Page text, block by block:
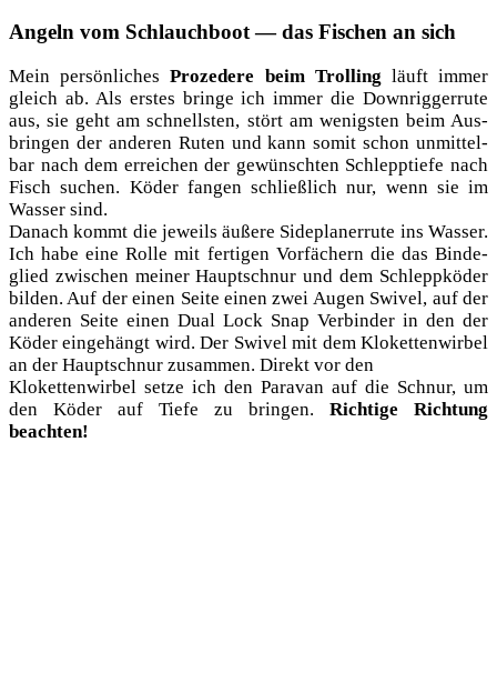
Angeln vom Schlauchboot — das Fischen an sich
Mein per­sön­li­chesPro­ze­de­re beim Trol­ling läuft immer
gleich ab. Als ers­tes brin­ge ich immer die Down­rig­ger­ru­te
aus, sie geht am schnells­ten, stört am wenigs­ten beim Aus­
brin­gen der ande­ren Ruten und kann somit schon unmit­tel­
bar nach dem errei­chen der gewünsch­ten Schlepp­tie­fe nach
Fisch suchen. Köder fan­gen schließ­lich nur, wenn sie im
Was­ser sind.
Danach kommt die jeweils äuße­re Side­pla­ner­ru­te ins Was­ser.
Ich habe eine Rol­le mit fer­ti­gen Vor­fä­chern die das Bin­de­
glied zwi­schen mei­ner Haupt­schnur und dem Schlepp­kö­der
bil­den. Auf der einen Sei­te einen zwei Augen Swi­vel, auf der
ande­ren Sei­te einen Dual Lock Snap Ver­bin­der in den der
Köder ein­ge­hängt wird. Der Swi­vel mit dem Klo­ket­ten­wir­bel
an der Haupt­schnur zusam­men. Direkt vor den
Klo­ket­ten­wir­bel set­ze ich den Para­van auf die Schnur, um
den Köder auf Tie­fe zu brin­gen. Rich­ti­ge Rich­tung
beachten!